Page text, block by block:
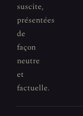
suscite,
présentées
de
façon
neutre
et
factuelle.